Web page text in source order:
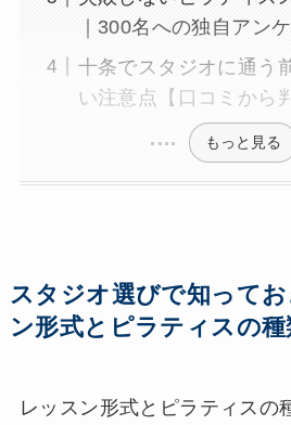
｜300名への独自アン
十条でスタジオに通う
い注意点【口コミから
もっと見る
スタジオ選びで知って
ン形式とピラティスの種
レッスン形式とピラティスの